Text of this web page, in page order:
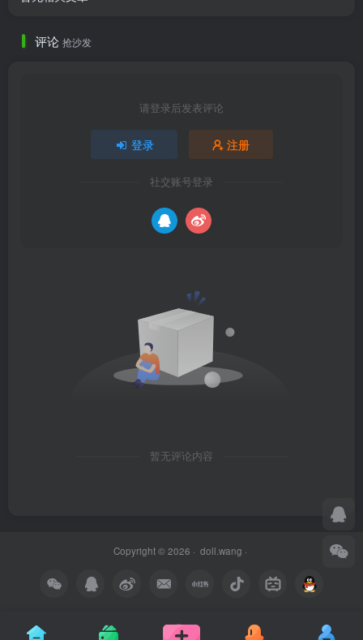
评论 抢沙发
请登录后发表评论
登录 注册
社交账号登录
暂无评论内容
Copyright © 2026 · doll.wang ·